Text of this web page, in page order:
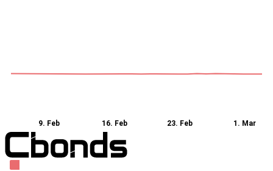
9. Feb 16. Feb 23. Feb 1. Mar